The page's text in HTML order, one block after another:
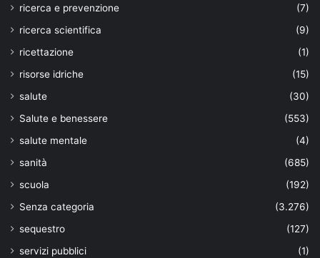
ricerca e prevenzione
(7)
ricerca scientifica
(9)
ricettazione
(1)
risorse idriche
(15)
salute
(30)
Salute e benessere
(553)
salute mentale
(4)
sanità
(685)
scuola
(192)
Senza categoria
(3.276)
sequestro
(127)
servizi pubblici
(1)